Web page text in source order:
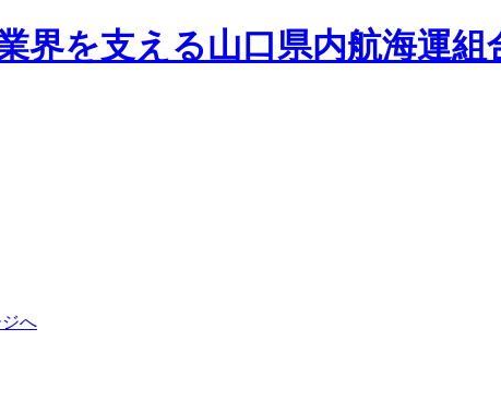
界を支える山口県内航海運
へ